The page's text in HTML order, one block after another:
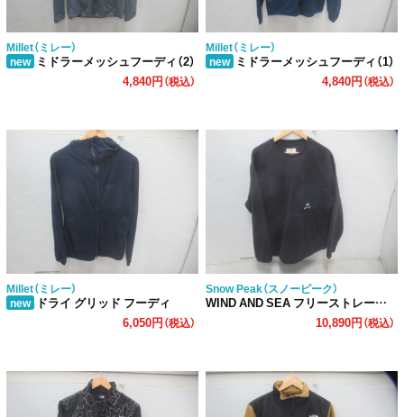
Millet（ミレー）
new ミドラーメッシュフーディ（2）
4,840円（税込）
Millet（ミレー）
new ミドラーメッシュフーディ（1）
4,840円（税込）
Millet（ミレー）
new ドライ グリッド フーディ
6,050円（税込）
Snow Peak（スノーピーク）
WIND AND SEA フリーストレーナー
10,890円（税込）